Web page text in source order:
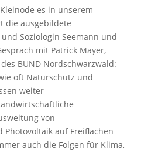
es in unserem
die ausgebildete
Soziologin Seemann und
mit Patrick Mayer,
BUND Nordschwarzwald:
oft Naturschutz und
weiter
von
Photovoltaik auf Freiflächen
auch die Folgen für Klima,